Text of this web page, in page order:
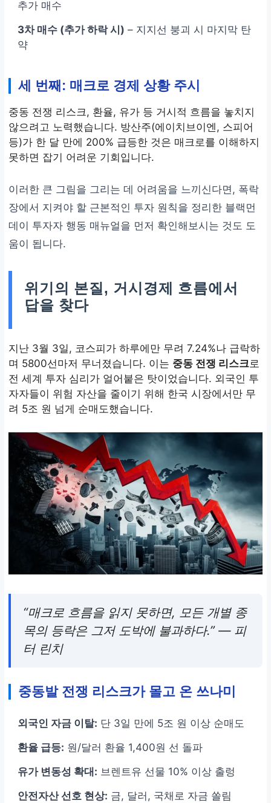
추가 매수
3차 매수 (추가 하락 시) – 지지선 붕괴 시 마지막 탄
약
세 번째: 매크로 경제 상황 주시
중동 전쟁 리스크, 환율, 유가 등 거시적 흐름을 놓치지
않으려고 노력했습니다. 방산주(에이치브이엔, 스피어
등)가 한 달 만에 200% 급등한 것은 매크로를 이해하지
못하면 잡기 어려운 기회입니다.
이러한 큰 그림을 그리는 데 어려움을 느끼신다면, 폭락
장에서 지켜야 할 근본적인 투자 원칙을 정리한 블랙먼
데이 투자자 행동 매뉴얼을 먼저 확인해보시는 것도 도
움이 됩니다.
위기의 본질, 거시경제 흐름에서
답을 찾다
지난 3월 3일, 코스피가 하루에만 무려 7.24%나 급락하
며 5800선마저 무너졌습니다. 이는 중동 전쟁 리스크로
전 세계 투자 심리가 얼어붙은 탓이었습니다. 외국인 투
자자들이 위험 자산을 줄이기 위해 한국 시장에서만 무
려 5조 원 넘게 순매도했습니다.
“매크로 흐름을 읽지 못하면, 모든 개별 종
목의 등락은 그저 도박에 불과하다.” — 피
터 린치
중동발 전쟁 리스크가 몰고 온 쓰나미
외국인 자금 이탈: 단 3일 만에 5조 원 이상 순매도
환율 급등: 원/달러 환율 1,400원 선 돌파
유가 변동성 확대: 브렌트유 선물 10% 이상 출렁
안전자산 선호 현상: 금, 달러, 국채로 자금 쏠림